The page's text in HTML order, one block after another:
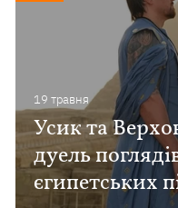
19 травня
Усик та
дуель
єгипетських